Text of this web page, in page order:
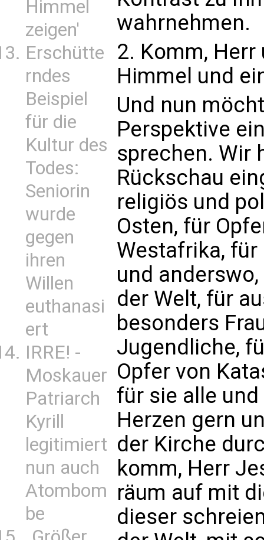
Himmel
zeigen'
Erschütte
rndes
Beispiel
für die
Kultur des
Todes:
Seniorin
wurde
gegen
ihren
Willen
euthanasi
ert
IRRE! -
Moskauer
Patriarch
Kyrill
legitimiert
nun auch
Atombom
be
wahrnehmen.
2. Komm,
Himmel und
Und nun
Perspektive
sprechen. Wir
Rückschau
religiös und
Osten, für
Westafrika,
und
der Welt, für
besonders
Jugendliche,
Opfer von
für sie alle
Herzen gern
der Kirche
komm, Herr
räum auf mit
dieser